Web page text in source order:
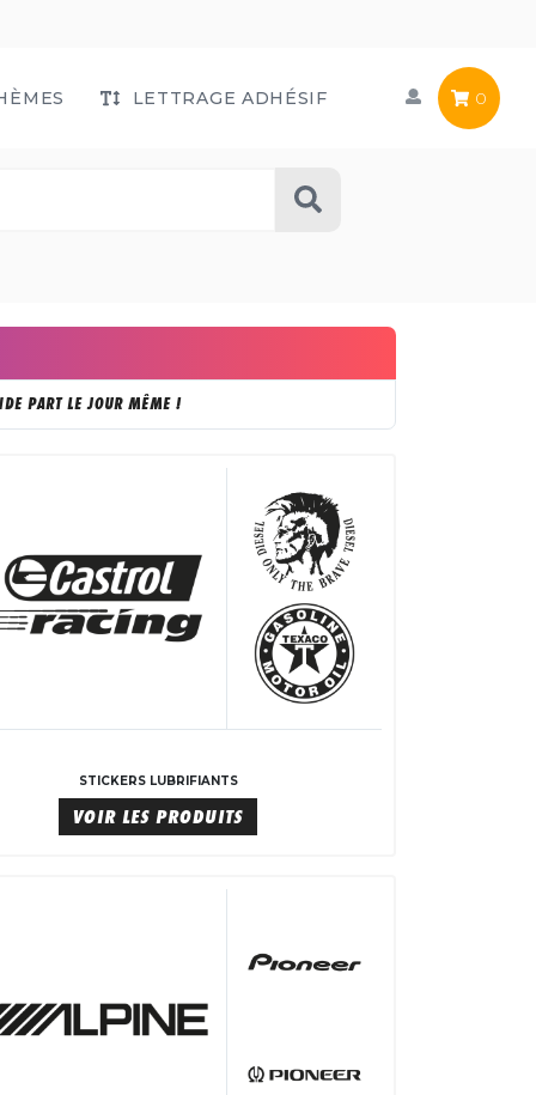
LETTRAGE ADHÉSIF 0
PART LE JOUR MÊME !
STICKERS LUBRIFIANTS
VOIR LES PRODUITS